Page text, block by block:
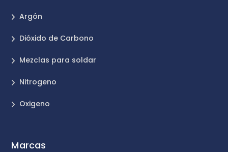
Argón
Dióxido de Carbono
Mezclas para soldar
Nitrogeno
Oxigeno
Marcas